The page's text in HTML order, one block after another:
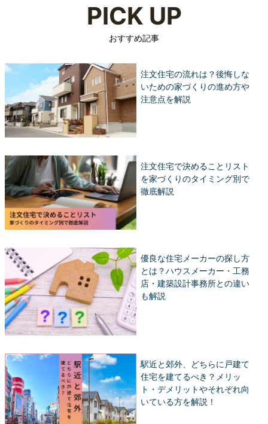
PICK UP
おすすめ記事
注文住宅の流れは？後悔しな
いための家づくりの進め方や
注意点を解説
注文住宅で決めることリスト
を家づくりのタイミング別で
徹底解説
優良な住宅メーカーの探し方
とは？ハウスメーカー・工務
店・建築設計事務所との違い
も解説
駅近と郊外、どちらに戸建て
住宅を建てるべき？メリッ
ト・デメリットやそれぞれ向
いている方を解説！